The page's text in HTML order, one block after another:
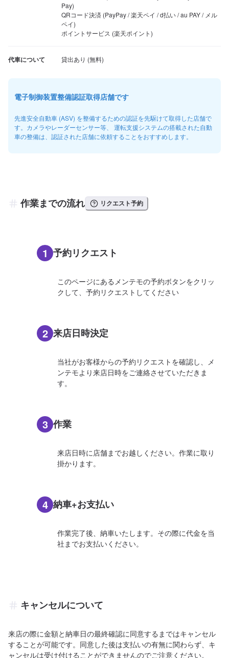
Pay)
QRコード決済 (PayPay / 楽天ペイ / d払い / au PAY / メル
ペイ)
ポイントサービス (楽天ポイント)
代車について
電子制御装置整備認証取得店舗です
先進安全自動車 (ASV) を整備するための認証を先駆けて取得した店舗で
す。カメラやレーダーセンサー等、 運転支援システムの搭載された自動
車の整備は、認証された店舗に依頼することをおすすめします。
作業までの流れ リクエスト予約
1 予約リクエスト
このページにあるメンテモの予約ボタンをクリッ
クして、予約リクエストしてください
2 来店日時決定
当社がお客様からの予約リクエストを確認し、メ
ンテモより来店日時をご連絡させていただきま
す。
3 作業
来店日時に店舗までお越しください。作業に取り
掛かります。
4 納車+お支払い
作業完了後、納車いたします。その際に代金を当
社までお支払いください。
キャンセルについて
来店の際に金額と納車日の最終確認に同意するまではキャンセル
することが可能です。同意した後は支払いの有無に関わらず、キ
ャンセルは受け付けることができませんのでご注意ください。